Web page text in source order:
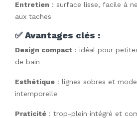
Entretien : surface lisse, facile à
aux taches
✅Avantages clés :
Design compact : idéal pour
de bain
Esthétique : lignes sobres et
intemporelle
Praticité : trop-plein intégré et